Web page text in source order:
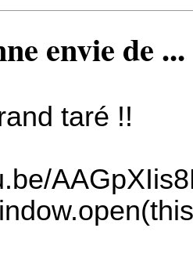
envie de ...
taré !!